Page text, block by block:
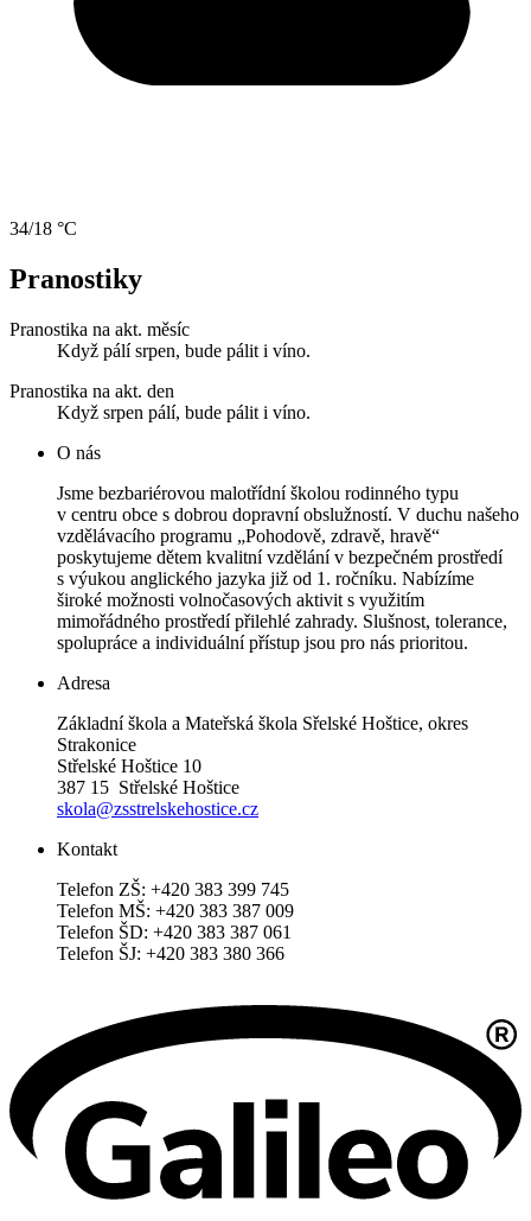
34/18 °C
Pranostiky
Pranostika na akt. měsíc
Když pálí srpen, bude pálit i víno.
Pranostika na akt. den
Když srpen pálí, bude pálit i víno.
O nás
Jsme bezbariérovou malotřídní školou rodinného typu
v centru obce s dobrou dopravní obslužností. V duchu našeho
vzdělávacího programu „Pohodově, zdravě, hravě“
poskytujeme dětem kvalitní vzdělání v bezpečném prostředí
s výukou anglického jazyka již od 1. ročníku. Nabízíme
široké možnosti volnočasových aktivit s využitím
mimořádného prostředí přilehlé zahrady. Slušnost, tolerance,
spolupráce a individuální přístup jsou pro nás prioritou.
Adresa
Základní škola a Mateřská škola Sřelské Hoštice, okres
Strakonice
Střelské Hoštice 10
387 15 Střelské Hoštice
skola@zsstrelskehostice.cz
Kontakt
Telefon ZŠ: +420 383 399 745
Telefon MŠ: +420 383 387 009
Telefon ŠD: +420 383 387 061
Telefon ŠJ: +420 383 380 366